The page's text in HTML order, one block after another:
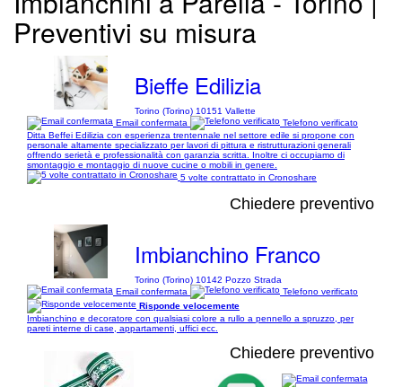
Preventivi su misura
Bieffe Edilizia
Torino (Torino) 10151 Vallette
Email confermata
Telefono verificato
Ditta Beffei Edilizia con esperienza trentennale nel settore edile si propone con
personale altamente specializzato per lavori di pittura e ristrutturazioni generali
offrendo serietà e professionalità con garanzia scritta. Inoltre ci occupiamo di
smontaggio e montaggio di nuove cucine o mobili in genere.
5 volte contrattato in Cronoshare
Chiedere preventivo
Imbianchino Franco
Torino (Torino) 10142 Pozzo Strada
Email confermata
Telefono verificato
Risponde velocemente
Imbianchino e decoratore con qualsiasi colore a rullo a pennello a spruzzo, per
pareti interne di case, appartamenti, uffici ecc.
Chiedere preventivo